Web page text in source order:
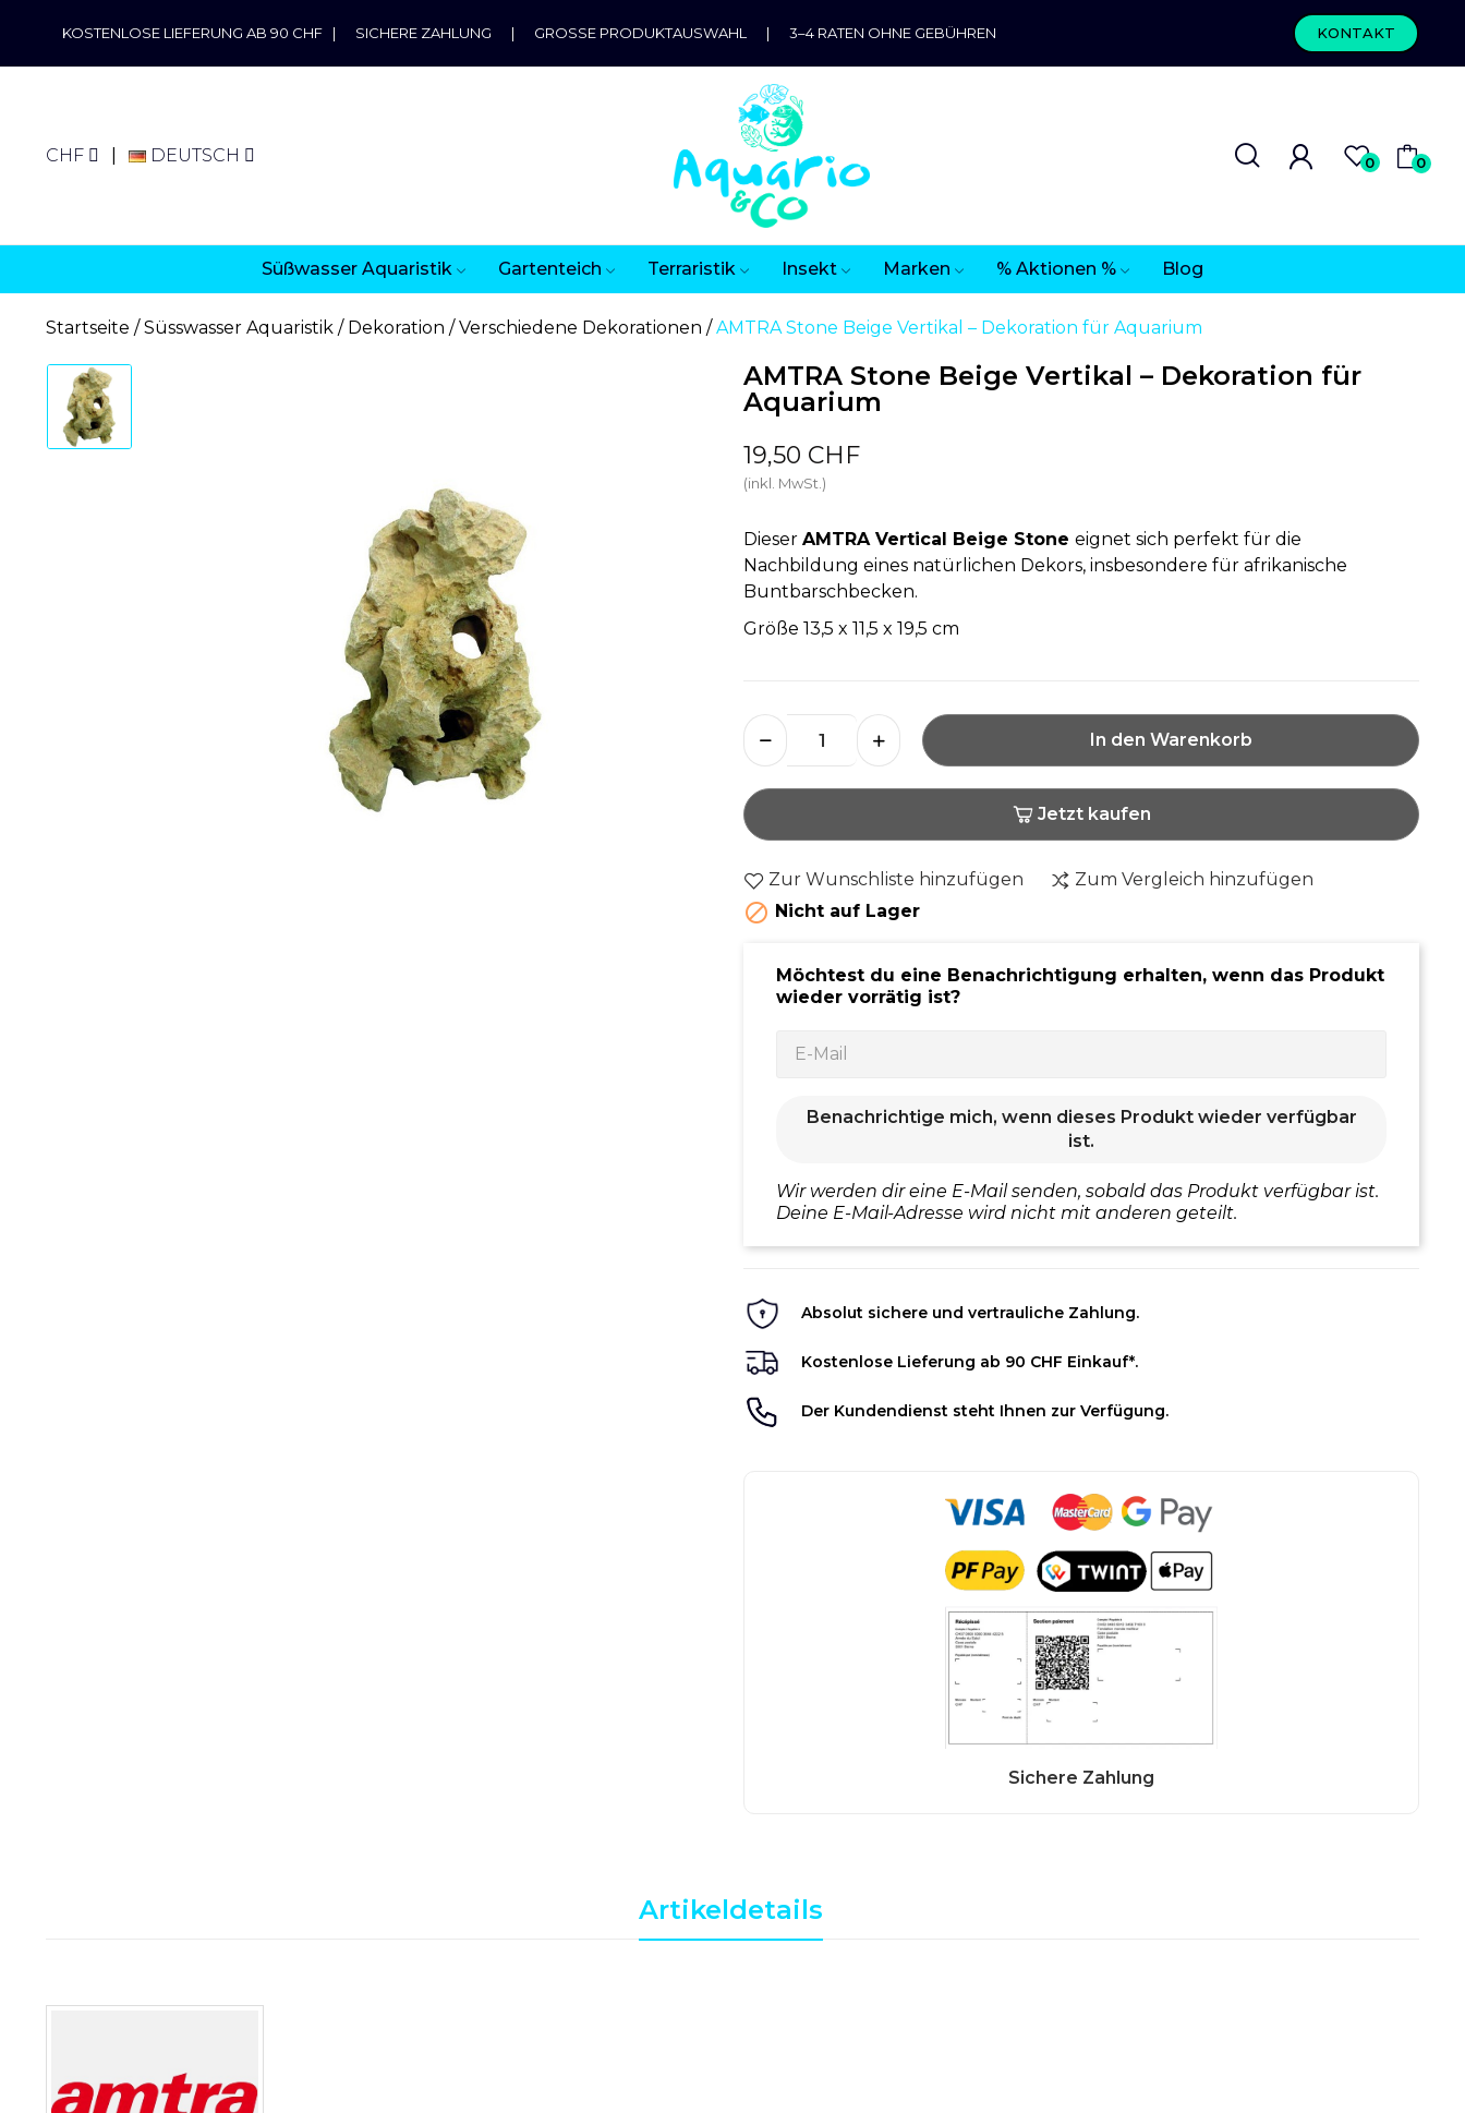
KOSTENLOSE LIEFERUNG AB 90 CHF | SICHERE ZAHLUNG | GROSSE PRODUKTAUSWAHL | 3–4 RATEN OHNE GEBÜHREN KONTAKT
CHF DEUTSCH 0 0
Süßwasser Aquaristik Gartenteich Terraristik Insekt Marken % Aktionen % Blog
Startseite Süsswasser Aquaristik Dekoration Verschiedene Dekorationen AMTRA Stone Beige Vertikal – Dekoration für Aquarium
AMTRA Stone Beige Vertikal – Dekoration für
Aquarium
19,50 CHF
(inkl. MwSt.)
Dieser AMTRA Vertical Beige Stone eignet sich perfekt für die
Nachbildung eines natürlichen Dekors, insbesondere für afrikanische
Buntbarschbecken.
Größe 13,5 x 11,5 x 19,5 cm
In den Warenkorb
Jetzt kaufen
Zur Wunschliste hinzufügen Zum Vergleich hinzufügen
 Nicht auf Lager
Möchtest du eine Benachrichtigung erhalten, wenn das Produkt
wieder vorrätig ist?
Benachrichtige mich, wenn dieses Produkt wieder verfügbar
ist.
Wir werden dir eine E-Mail senden, sobald das Produkt verfügbar ist.
Deine E-Mail-Adresse wird nicht mit anderen geteilt.
Absolut sichere und vertrauliche Zahlung.
Kostenlose Lieferung ab 90 CHF Einkauf*.
Der Kundendienst steht Ihnen zur Verfügung.
Artikeldetails